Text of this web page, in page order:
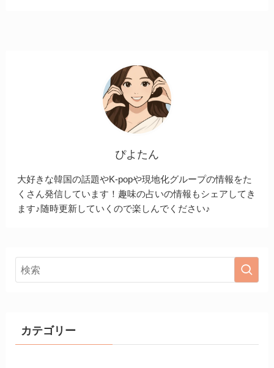
ぴよたん
大好きな韓国の話題やK-popや現地化グループの情報をた
くさん発信しています！趣味の占いの情報もシェアしてき
ます♪随時更新していくので楽しんでください♪
カテゴリー